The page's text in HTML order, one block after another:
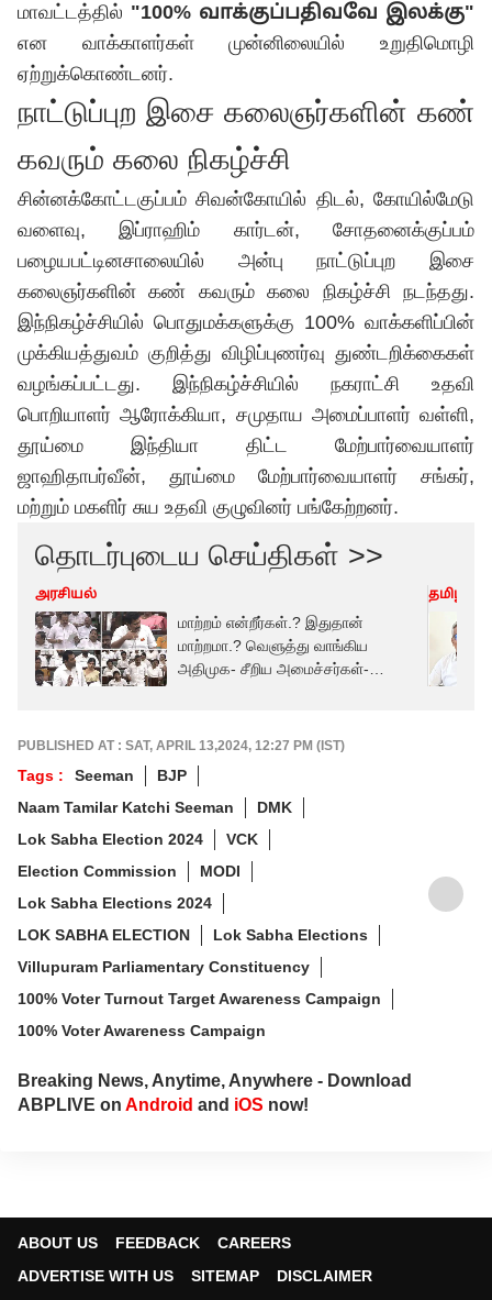
மாவட்டத்தில் "100% வாக்குப்பதிவவே இலக்கு"
என வாக்காளர்கள் முன்னிலையில் உறுதிமொழி
ஏற்றுக்கொண்டனர்.
நாட்டுப்புற இசை கலைஞர்களின் கண்
கவரும் கலை நிகழ்ச்சி
சின்னக்கோட்டகுப்பம் சிவன்கோயில் திடல், கோயில்மேடு
வளைவு, இப்ராஹிம் கார்டன், சோதனைக்குப்பம்
பழையபட்டினசாலையில் அன்பு நாட்டுப்புற இசை
கலைஞர்களின் கண் கவரும் கலை நிகழ்ச்சி நடந்தது.
இந்நிகழ்ச்சியில் பொதுமக்களுக்கு 100% வாக்களிப்பின்
முக்கியத்துவம் குறித்து விழிப்புணர்வு துண்டறிக்கைகள்
வழங்கப்பட்டது. இந்நிகழ்ச்சியில் நகராட்சி உதவி
பொறியாளர் ஆரோக்கியா, சமுதாய அமைப்பாளர் வள்ளி,
தூய்மை இந்தியா திட்ட மேற்பார்வையாளர்
ஜாஹிதாபர்வீன், தூய்மை மேற்பார்வையாளர் சங்கர்,
மற்றும் மகளிர் சுய உதவி குழுவினர் பங்கேற்றனர்.
தொடர்புடைய செய்திகள் >>
அரசியல்
மாற்றம் என்றீர்கள்.? இதுதான்
மாற்றமா.? வெளுத்து வாங்கிய
அதிமுக- சீறிய அமைச்சர்கள்-
PUBLISHED AT : SAT, APRIL 13,2024, 12:27 PM (IST)
Tags : Seeman
BJP
Naam Tamilar Katchi Seeman
DMK
Lok Sabha Election 2024
VCK
Election Commission
MODI
Lok Sabha Elections 2024
LOK SABHA ELECTION
Lok Sabha Elections
Villupuram Parliamentary Constituency
100% Voter Turnout Target Awareness Campaign
100% Voter Awareness Campaign
Breaking News, Anytime, Anywhere - Download
ABPLIVE on Android and iOS now!
ABOUT US FEEDBACK
CAREERS
ADVERTISE WITH US
SITEMAP
DISCLAIMER